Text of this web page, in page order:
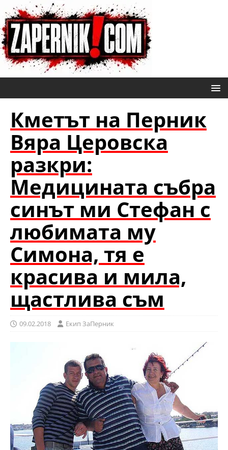
Кметът на Перник
Вяра Церовска
разкри:
Медицината събра
синът ми Стефан с
любимата му
Симона, тя е
красива и мила,
щастлива съм
09.02.2018 Eкип ЗаПерник